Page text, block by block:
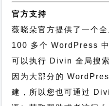
官方支持
薇晓朵官方提供了一个
100 多个 WordPress
可以执行 Divin 全局搜
因为大部分的
建，所以您也可通过